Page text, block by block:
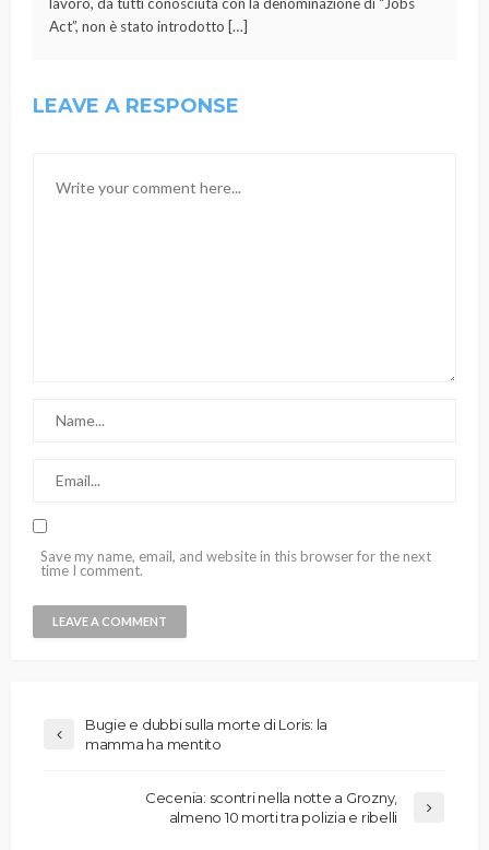
Act”, non è stato introdotto […]
LEAVE A RESPONSE
Save my name, email, and website in this browser for the next
time I comment.
Bugie e dubbi sulla morte di Loris: la
mamma ha mentito
Cecenia: scontri nella notte a Grozny,
almeno 10 morti tra polizia e ribelli